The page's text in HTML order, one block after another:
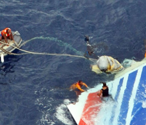
Easyjet’i satın alıyor